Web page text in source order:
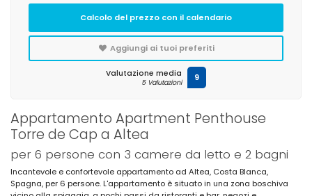
Appartamento Apartment Penthouse
Torre de Cap a Altea
per 6 persone con 3 camere da letto e 2 bagni
Incantevole e confortevole appartamento ad Altea, Costa Blanca,
Spagna, per 6 persone. L'appartamento è situato in una zona boschiva
Calcolo del prezzo con il calendario
Aggiungi ai tuoi preferiti
Valutazione media
5 Valutazioni 9